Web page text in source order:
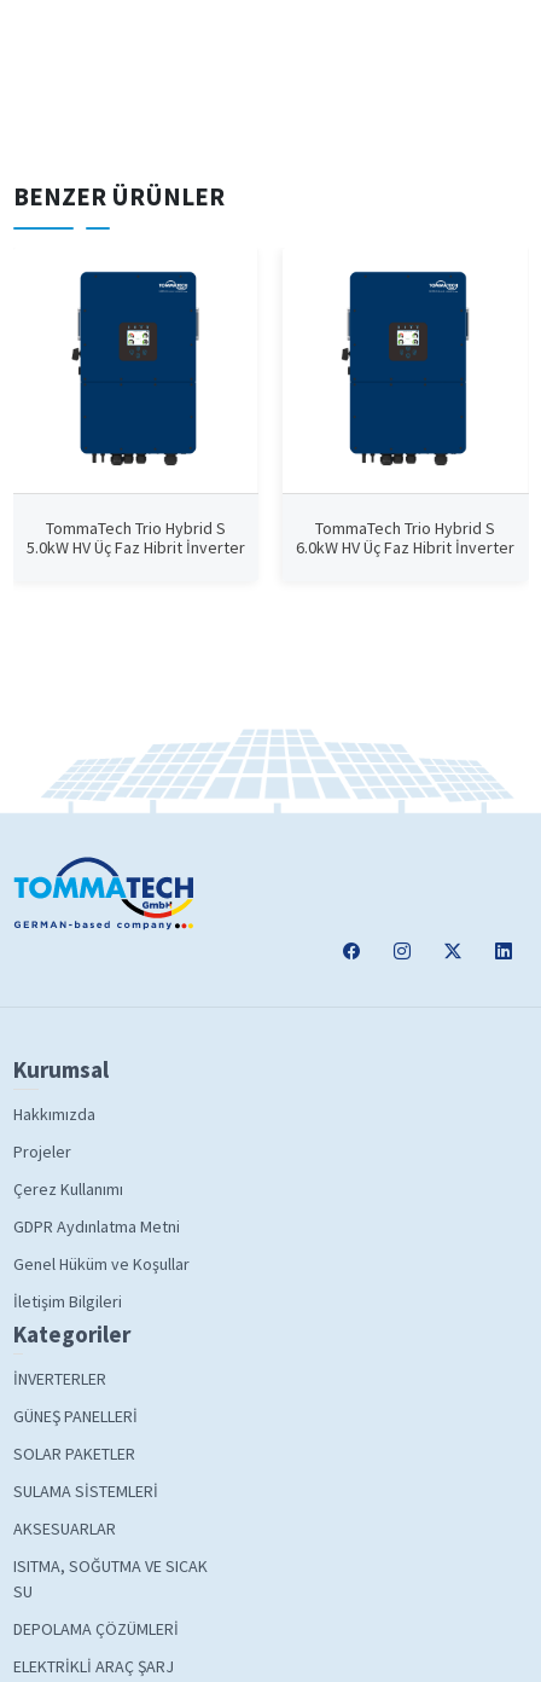
BENZER ÜRÜNLER
TommaTech Trio Hybrid S
5.0kW HV Üç Faz Hibrit İnverter
TommaTech Trio Hybrid S
6.0kW HV Üç Faz Hibrit İnverter
Kurumsal
Hakkımızda
Projeler
Çerez Kullanımı
GDPR Aydınlatma Metni
Genel Hüküm ve Koşullar
İletişim Bilgileri
Kategoriler
İNVERTERLER
GÜNEŞ PANELLERİ
SOLAR PAKETLER
SULAMA SİSTEMLERİ
AKSESUARLAR
ISITMA, SOĞUTMA VE SICAK
SU
DEPOLAMA ÇÖZÜMLERİ
ELEKTRİKLİ ARAÇ ŞARJ